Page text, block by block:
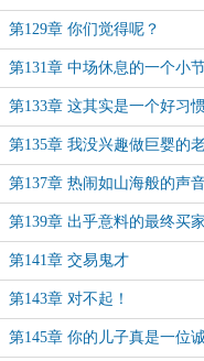
第129章 你们觉得呢？
第131章 中场休息的一个小
第133章 这其实是一个好习
第135章 我没兴趣做巨婴的
第137章 热闹如山海般的声
第139章 出乎意料的最终买家
第141章 交易鬼才
第143章 对不起！
第145章 你的儿子真是一位